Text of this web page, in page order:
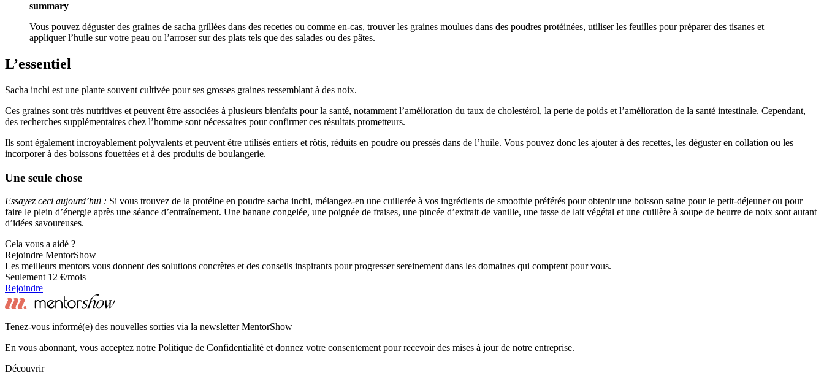
summary
Vous pouvez déguster des graines de sacha grillées dans des recettes ou comme en-cas, trouver les graines moulues dans des poudres protéinées, utiliser les feuilles pour préparer des tisanes et
appliquer l’huile sur votre peau ou l’arroser sur des plats tels que des salades ou des pâtes.
L’essentiel
Sacha inchi est une plante souvent cultivée pour ses grosses graines ressemblant à des noix.
Ces graines sont très nutritives et peuvent être associées à plusieurs bienfaits pour la santé, notamment l’amélioration du taux de cholestérol, la perte de poids et l’amélioration de la santé intestinale. Cependant,
des recherches supplémentaires chez l’homme sont nécessaires pour confirmer ces résultats prometteurs.
Ils sont également incroyablement polyvalents et peuvent être utilisés entiers et rôtis, réduits en poudre ou pressés dans de l’huile. Vous pouvez donc les ajouter à des recettes, les déguster en collation ou les
incorporer à des boissons fouettées et à des produits de boulangerie.
Une seule chose
Essayez ceci aujourd’hui : Si vous trouvez de la protéine en poudre sacha inchi, mélangez-en une cuillerée à vos ingrédients de smoothie préférés pour obtenir une boisson saine pour le petit-déjeuner ou pour
faire le plein d’énergie après une séance d’entraînement. Une banane congelée, une poignée de fraises, une pincée d’extrait de vanille, une tasse de lait végétal et une cuillère à soupe de beurre de noix sont autant
d’idées savoureuses.
Cela vous a aidé ?
Rejoindre MentorShow
Les meilleurs mentors vous donnent des solutions concrètes et des conseils inspirants pour progresser sereinement dans les domaines qui comptent pour vous.
Seulement 12 €/mois
Rejoindre
Tenez-vous informé(e) des nouvelles sorties via la newsletter MentorShow
En vous abonnant, vous acceptez notre Politique de Confidentialité et donnez votre consentement pour recevoir des mises à jour de notre entreprise.
Découvrir